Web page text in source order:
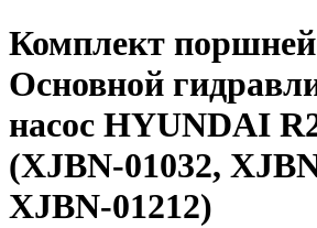
Комплект
Основной
насос HYUNDAI
(XJBN-01032,
XJBN-01212)